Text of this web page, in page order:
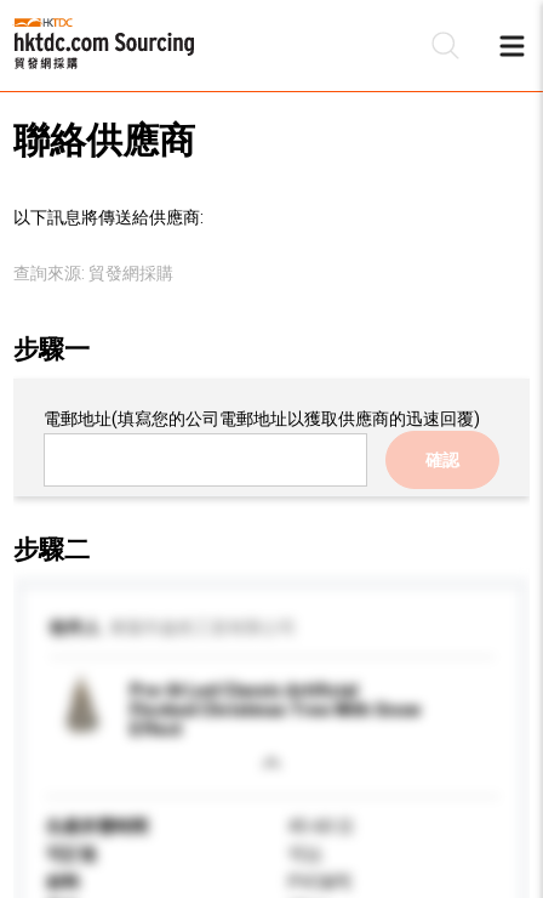
聯絡供應商
以下訊息將傳送給供應商:
查詢來源: 貿發網採購
步驟一
電郵地址(填寫您的公司電郵地址以獲取供應商的迅速回覆)
確認
步驟二
收件人
Pre-lit Led Classic Artificial
Flocked Christmas Tree With Snow
Effect
生產所需時間
45-60 日
可訂造
可以
材料
PVC&PE